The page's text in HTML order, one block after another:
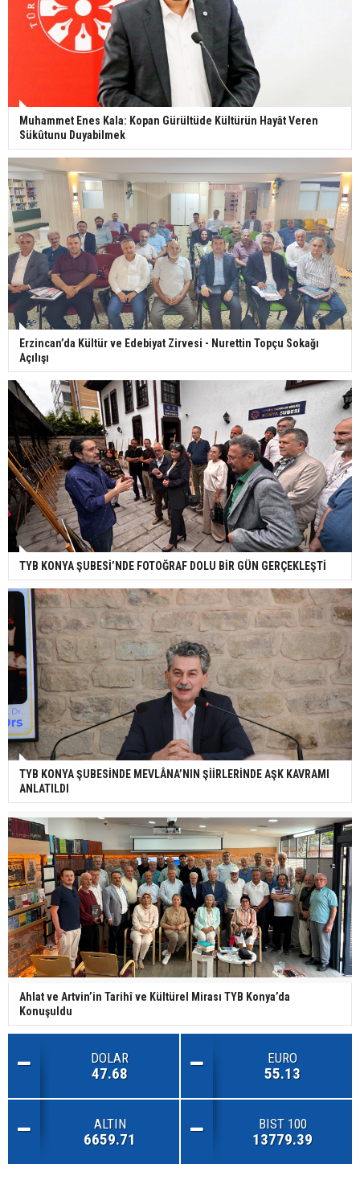
Muhammet Enes Kala: Kopan Gürültüde Kültürün Hayât Veren
Sükûtunu Duyabilmek
Erzincan’da Kültür ve Edebiyat Zirvesi - Nurettin Topçu Sokağı
Açılışı
TYB KONYA ŞUBESİ’NDE FOTOĞRAF DOLU BİR GÜN GERÇEKLEŞTİ
TYB KONYA ŞUBESİNDE MEVLÂNA’NIN ŞİİRLERİNDE AŞK KAVRAMI
ANLATILDI
Ahlat ve Artvin’in Tarihî ve Kültürel Mirası TYB Konya’da
Konuşuldu
DOLAR
47.68
EURO
55.13
ALTIN
6659.71
BIST 100
13779.39